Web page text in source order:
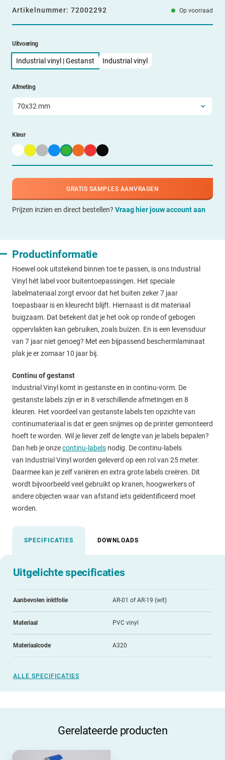
Artikelnummer: 72002292 Op voorraad
Uitvoering
Industrial vinyl | Gestanst Industrial vinyl
Afmeting
Kleur
GRATIS SAMPLES AANVRAGEN
Prijzen inzien en direct bestellen? Vraag hier jouw account aan
Productinformatie
Hoewel ook uitstekend binnen toe te passen, is ons Industrial
Vinyl hét label voor buitentoepassingen. Het speciale
labelmateriaal zorgt ervoor dat het buiten zeker 7 jaar
toepasbaar is en kleurecht blijft. Hiernaast is dit materiaal
buigzaam. Dat betekent dat je het ook op ronde of gebogen
oppervlakten kan gebruiken, zoals buizen. En is een levensduur
van 7 jaar niet genoeg? Met een bijpassend beschermlaminaat
plak je er zomaar 10 jaar bij.
Continu of gestanst
Industrial Vinyl komt in gestanste en in continu-vorm. De
gestanste labels zijn er in 8 verschillende afmetingen en 8
kleuren. Het voordeel van gestanste labels ten opzichte van
continumateriaal is dat er geen snijmes op de printer gemonteerd
hoeft te worden. Wil je liever zelf de lengte van je labels bepalen?
Dan heb je onzecontinu-labels nodig. De continu-labels
van Industrial Vinyl worden geleverd op een rol van 25 meter.
Daarmee kan je zelf variëren en extra grote labels creëren. Dit
wordt bijvoorbeeld veel gebruikt op kranen, hoogwerkers of
andere objecten waar van afstand iets geïdentificeerd moet
worden.
SPECIFICATIES DOWNLOADS
Uitgelichte specificaties
Aanbevolen inktfolie AR-01 of AR-19 (wit)
Materiaal PVC vinyl
Materiaalcode A320
ALLE SPECIFICATIES
Gerelateerde producten